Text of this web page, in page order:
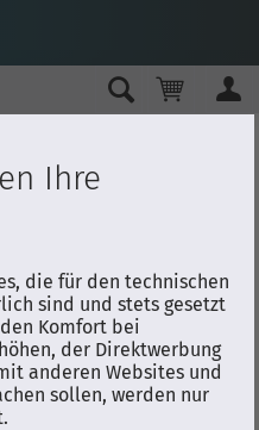
Ihre
die für den technischen
sind und stets gesetzt
Komfort bei
der Direktwerbung
anderen Websites und
sollen, werden nur